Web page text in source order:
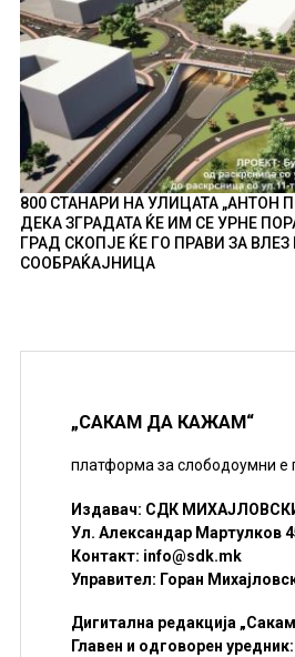
800 СТАНАРИ НА УЛИЦАТА „АНТОН
ДЕКА ЗГРАДАТА ЌЕ ИМ СЕ УРНЕ
ГРАД СКОПЈЕ ЌЕ ГО ПРАВИ ЗА
СООБРАЌАЈНИЦА
„САКАМ ДА КАЖАМ“
платформа за слободоумни е
Издавач: СДК
Ул. Александар Мартулков
Контакт: info@sdk.mk
Управител: Горан
Дигитална редакција
Главен и одговорен уредник: